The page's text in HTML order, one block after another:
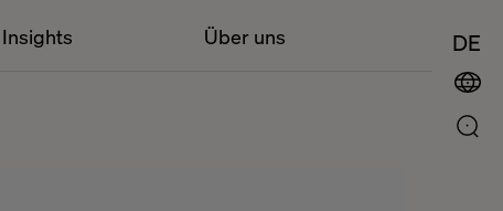
Insights Über uns DE